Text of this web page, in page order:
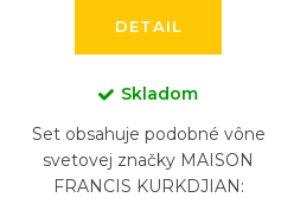
DETAIL
Skladom
Set obsahuje podobné vône
svetovej značky MAISON
FRANCIS KURKDJIAN: